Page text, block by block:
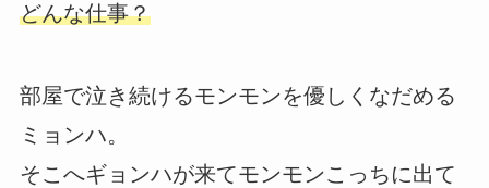
どんな仕事？
部屋で泣き続けるモンモンを優しくなだめる
ミョンハ。
そこへギョンハが来てモンモンこっちに出て